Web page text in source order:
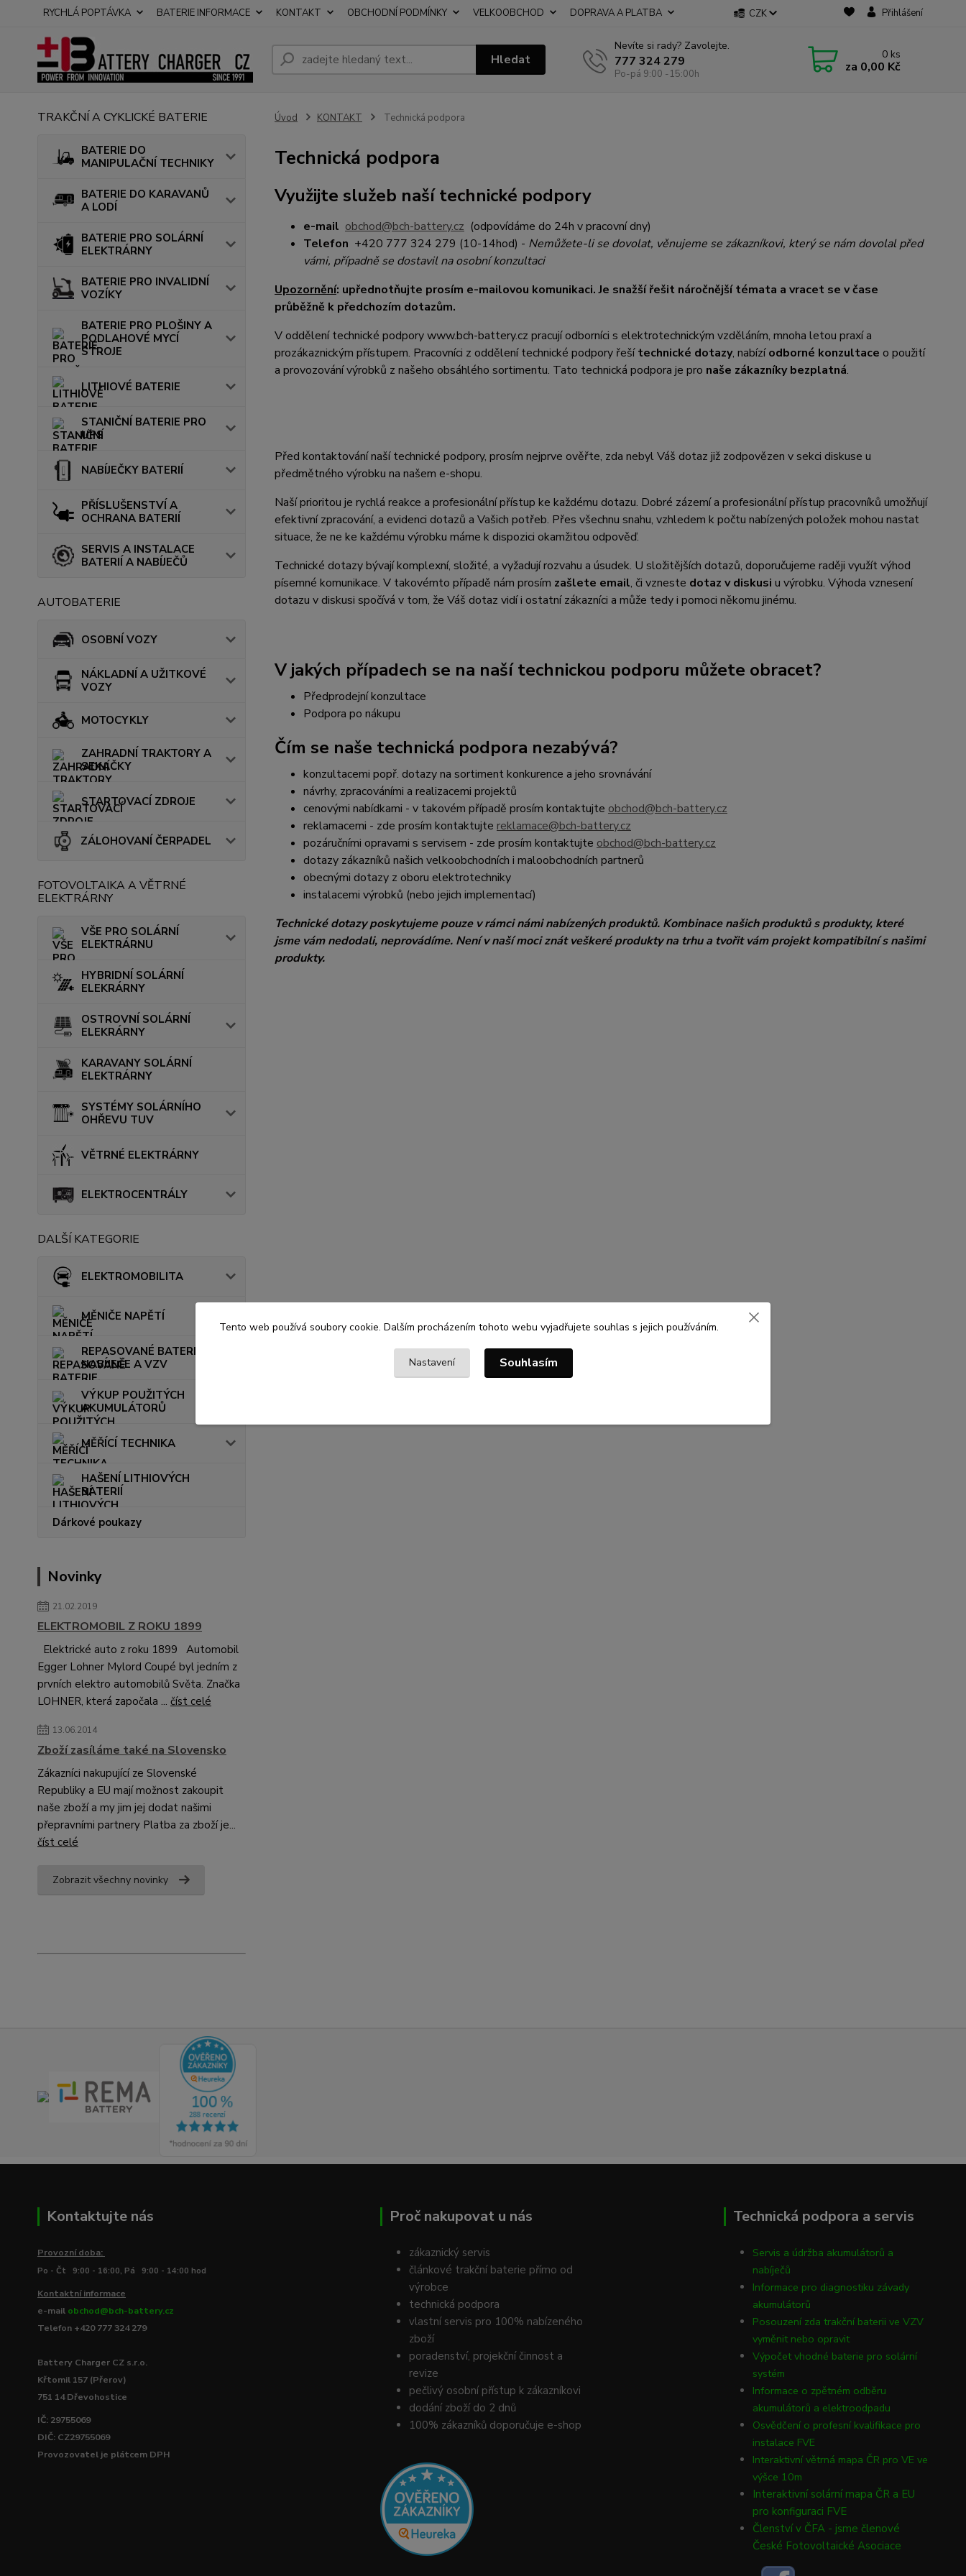
RYCHLÁ POPTÁVKA BATERIE INFORMACE KONTAKT OBCHODNÍ PODMÍNKY VELKOOBCHOD DOPRAVA A PLATBA CZK Přihlášení
Hledat
Nevíte si rady? Zavolejte.
777 324 279
Po-pá 9:00 -15:00h
0 ks
za 0,00 Kč
TRAKČNÍ A CYKLICKÉ BATERIE
BATERIE DO
MANIPULAČNÍ TECHNIKY
BATERIE DO KARAVANŮ
A LODÍ
BATERIE PRO SOLÁRNÍ
ELEKTRÁRNY
BATERIE PRO INVALIDNÍ
VOZÍKY
BATERIE PRO PLOŠINY A
PODLAHOVÉ MYCÍ
STROJE
LITHIOVÉ BATERIE
STANIČNÍ BATERIE PRO
UPS
NABÍJEČKY BATERIÍ
PŘÍSLUŠENSTVÍ A
OCHRANA BATERIÍ
SERVIS A INSTALACE
BATERIÍ A NABÍJEČŮ
AUTOBATERIE
OSOBNÍ VOZY
NÁKLADNÍ A UŽITKOVÉ
VOZY
MOTOCYKLY
ZAHRADNÍ TRAKTORY A
SEKAČKY
STARTOVACÍ ZDROJE
ZÁLOHOVANÍ ČERPADEL
FOTOVOLTAIKA A VĚTRNÉ
ELEKTRÁRNY
VŠE PRO SOLÁRNÍ
ELEKTRÁRNU
HYBRIDNÍ SOLÁRNÍ
ELEKRÁRNY
OSTROVNÍ SOLÁRNÍ
ELEKRÁRNY
KARAVANY SOLÁRNÍ
ELEKTRÁRNY
SYSTÉMY SOLÁRNÍHO
OHŘEVU TUV
VĚTRNÉ ELEKTRÁRNY
ELEKTROCENTRÁLY
DALŠÍ KATEGORIE
ELEKTROMOBILITA
MĚNIČE NAPĚTÍ
REPASOVANÉ BATERIE,
NABÍJEČE A VZV
VÝKUP POUŽITÝCH
AKUMULÁTORŮ
MĚŘÍCÍ TECHNIKA
HAŠENÍ LITHIOVÝCH
BATERIÍ
Dárkové poukazy
Novinky
21.02.2019
ELEKTROMOBIL Z ROKU 1899
Elektrické auto z roku 1899 Automobil
Egger Lohner Mylord Coupé byl jedním z
prvních elektro automobilů Světa. Značka
LOHNER, která započala ... číst celé
13.06.2014
Zboží zasíláme také na Slovensko
Zákazníci nakupující ze Slovenské
Republiky a EU mají možnost zakoupit
naše zboží a my jim jej dodat našimi
přepravními partnery Platba za zboží je...
číst celé
Zobrazit všechny novinky
Úvod KONTAKT Technická podpora
Technická podpora
Využijte služeb naší technické podpory
e-mail obchod@bch-battery.cz (odpovídáme do 24h v pracovní dny)
Telefon +420 777 324 279 (10-14hod) - Nemůžete-li se dovolat, věnujeme se zákazníkovi, který se nám dovolal před
vámi, případně se dostavil na osobní konzultaci
Upozornění: upřednotňujte prosím e-mailovou komunikaci. Je snažší řešit náročnější témata a vracet se v čase
průběžně k předchozím dotazům.
V oddělení technické podpory www.bch-battery.cz pracují odborníci s elektrotechnickým vzděláním, mnoha letou praxí a
prozákaznickým přístupem. Pracovníci z oddělení technické podpory řešítechnické dotazy, nabízíodborné konzultace o použití
a provozování výrobků z našeho obsáhlého sortimentu. Tato technická podpora je pro naše zákazníky bezplatná.
Před kontaktování naší technické podpory, prosím nejprve ověřte, zda nebyl Váš dotaz již zodpovězen v sekci diskuse u
předmětného výrobku na našem e-shopu.
Naší prioritou je rychlá reakce a profesionální přístup ke každému dotazu. Dobré zázemí a profesionální přístup pracovníků umožňují
efektivní zpracování, a evidenci dotazů a Vašich potřeb. Přes všechnu snahu, vzhledem k počtu nabízených položek mohou nastat
situace, že ne ke každému výrobku máme k dispozici okamžitou odpověď.
Technické dotazy bývají komplexní, složité, a vyžadují rozvahu a úsudek. U složitějších dotazů, doporučujeme raději využít výhod
písemné komunikace. V takovémto případě nám prosím zašlete email, či vzneste dotaz v diskusi u výrobku. Výhoda vznesení
dotazu v diskusi spočívá v tom, že Váš dotaz vidí i ostatní zákazníci a může tedy i pomoci někomu jinému.
V jakých případech se na naší technickou podporu můžete obracet?
Předprodejní konzultace
Podpora po nákupu
Čím se naše technická podpora nezabývá?
konzultacemi popř. dotazy na sortiment konkurence a jeho srovnávání
návrhy, zpracováními a realizacemi projektů
cenovými nabídkami - v takovém případě prosím kontaktujte obchod@bch-battery.cz
reklamacemi - zde prosím kontaktujte reklamace@bch-battery.cz
pozáručními opravami s servisem - zde prosím kontaktujte obchod@bch-battery.cz
dotazy zákazníků našich velkoobchodních i maloobchodních partnerů
obecnými dotazy z oboru elektrotechniky
instalacemi výrobků (nebo jejich implementací)
Technické dotazy poskytujeme pouze v rámci námi nabízených produktů. Kombinace našich produktů s produkty, které
jsme vám nedodali, neprovádíme. Není v naší moci znát veškeré produkty na trhu a tvořit vám projekt kompatibilní s našimi
produkty.
Kontaktujte nás
Provozní doba:
Po - Čt 9:00 - 16:00, Pá 9:00 - 14:00 hod
Kontaktní informace
e-mail obchod@bch-battery.cz
Telefon +420 777 324 279
Battery Charger CZ s.r.o.
Křtomil 157 (Přerov)
751 14 Dřevohostice
IČ: 29755069
DIČ: CZ29755069
Provozovatel je plátcem DPH
Proč nakupovat u nás
zákaznický servis
článkové trakční baterie přímo od
výrobce
technická podpora
vlastní servis pro 100% nabízeného
zboží
poradenství, projekční činnost a
revize
pečlivý osobní přístup k zákazníkovi
dodání zboží do 2 dnů
100% zákazníků doporučuje e-shop
Technická podpora a servis
Servis a údržba akumulátorů a
nabíječů
Informace pro diagnostiku závady
akumulátorů
Posouzení zda trakční baterii ve VZV
vyměnit nebo opravit
Výpočet vhodné baterie pro solární
systém
Informace o zpětném odběru
akumulátorů a elektroodpadu
Osvědčení o profesní kvalifikace pro
instalace FVE
Interaktivní větrná mapa ČR pro VE ve
výšce 10m
Interaktivní solární mapa ČR a EU
pro konfiguraci FVE
Členství v ČFA - jsme členové
České Fotovoltaické Asociace
Tento web používá soubory cookie. Dalším procházením tohoto webu vyjadřujete souhlas s jejich používáním.
Nastavení Souhlasím